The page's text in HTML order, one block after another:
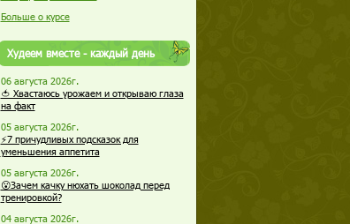
Больше о курсе
Худеем вместе - каждый день
06 августа 2026г.
🍅 Хвастаюсь урожаем и открываю глаза
на факт
05 августа 2026г.
⚡7 причудливых подсказок для
уменьшения аппетита
05 августа 2026г.
😮Зачем качку нюхать шоколад перед
тренировкой?
04 августа 2026г.